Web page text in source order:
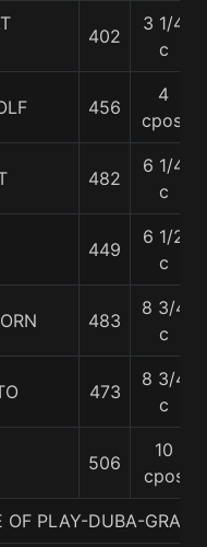
402
3 1/4
c
456
4
cpos.
482
6 1/4
c
449
6 1/2
c
483
8 3/4
c
473
8 3/4
c
506
10
cpos
OF PLAY-DUBA-